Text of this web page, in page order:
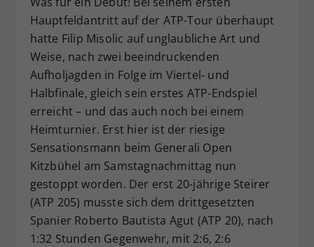
Hauptfeldantritt auf der ATP-Tour überhaupt
hatte Filip Misolic auf unglaubliche Art und
Weise, nach zwei beeindruckenden
Aufholjagden in Folge im Viertel- und
Halbfinale, gleich sein erstes ATP-Endspiel
erreicht – und das auch noch bei einem
Heimturnier. Erst hier ist der riesige
Sensationsmann beim Generali Open
Kitzbühel am Samstagnachmittag nun
gestoppt worden. Der erst 20-jährige Steirer
(ATP 205) musste sich dem drittgesetzten
Spanier Roberto Bautista Agut (ATP 20), nach
1:32 Stunden Gegenwehr, mit 2:6, 2:6
Zweck
Dieser Wert speichert Ihre Consent-
Einstellungen. Unter anderem eine
zufällig generierte ID, für die
historische Speicherung Ihrer
vorgenommen Einstellungen, falls der
Webseiten-Betreiber dies eingestellt
hat.